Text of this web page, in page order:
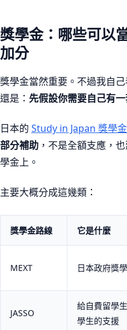
獎學金：哪些可以
加分
獎學金當然重要。不過我自
還是： 先假設你需要自己有
日本的 Study in Japan 獎學
部分補助 ，不是全額支應，
學金上。
主要大概分成這幾類：
獎學金路線 它是什麼
MEXT 日本政府獎
JASSO
給自費留學
學生的支援